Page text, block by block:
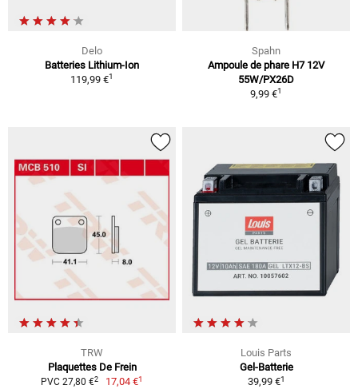
Delo
Batteries Lithium-Ion
119,99 €1
Spahn
Ampoule de phare H7 12V
55W/PX26D
9,99 €1
TRW
Plaquettes De Frein
PVC 27,80 €2 17,04 €1
Louis Parts
Gel-Batterie
39,99 €1